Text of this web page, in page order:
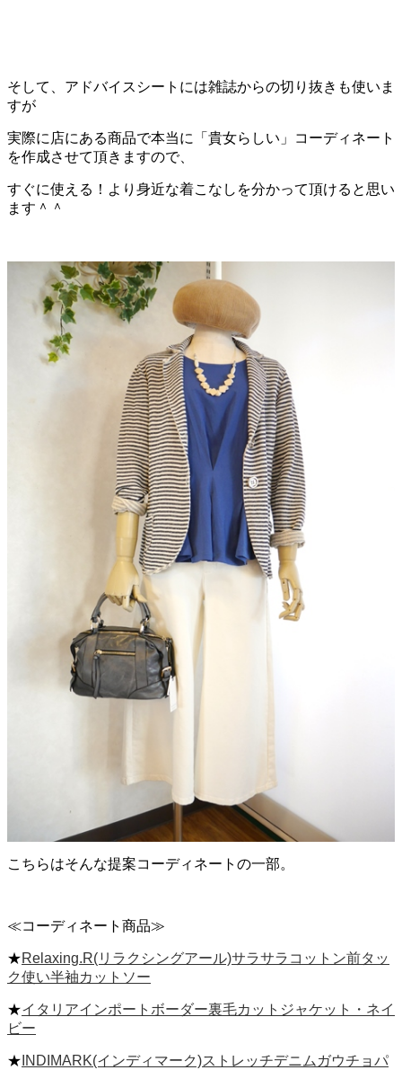
そして、アドバイスシートには雑誌からの切り抜きも使いま
すが
実際に店にある商品で本当に「貴女らしい」コーディネート
を作成させて頂きますので、
すぐに使える！より身近な着こなしを分かって頂けると思い
ます＾＾
こちらはそんな提案コーディネートの一部。
≪コーディネート商品≫
★Relaxing.R(リラクシングアール)サラサラコットン前タッ
ク使い半袖カットソー
★イタリアインポートボーダー裏毛カットジャケット・ネイ
ビー
★ INDIMARK(インディマーク)ストレッチデニムガウチョパ